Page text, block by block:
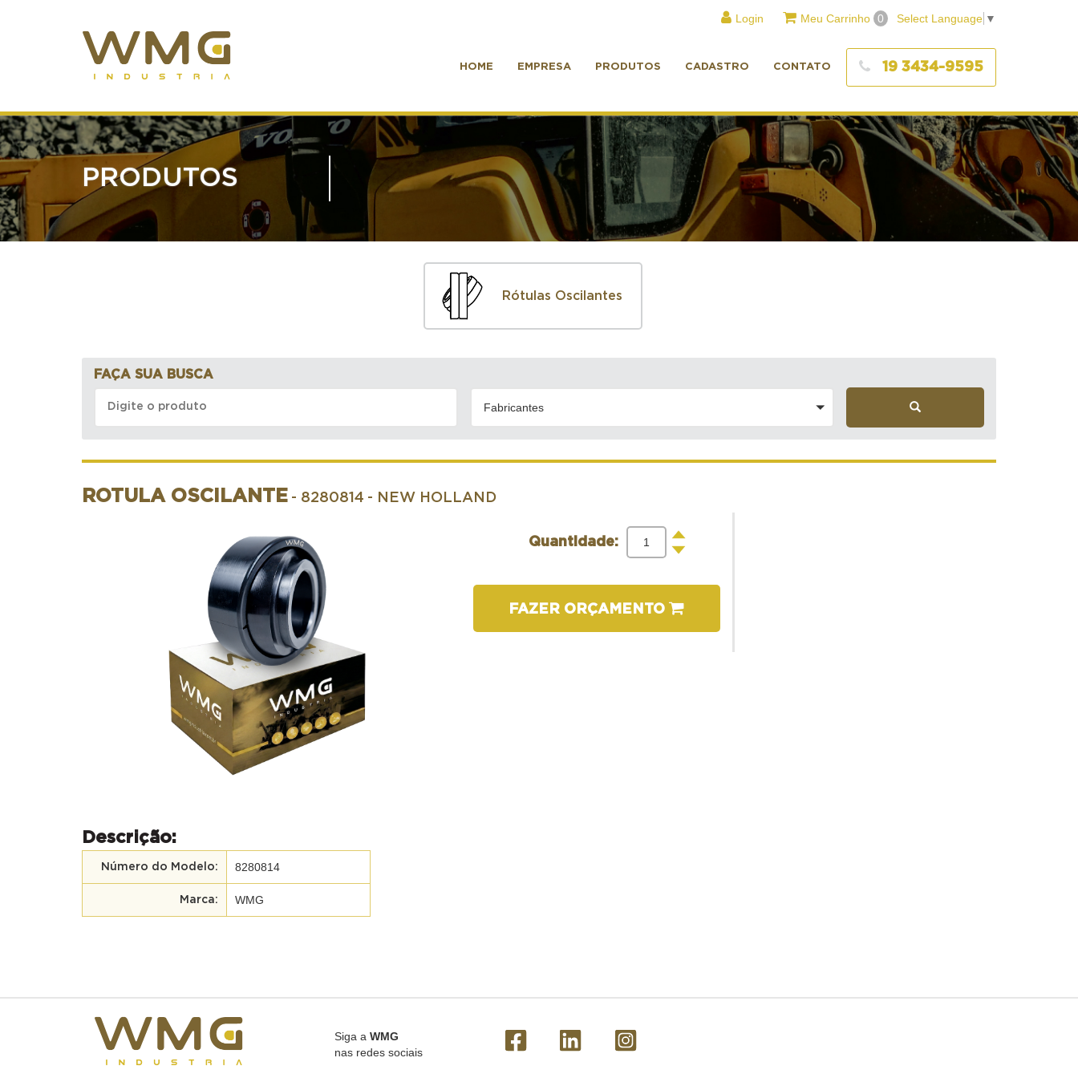
Login Meu Carrinho 0 Select Language ▼
HOME EMPRESA PRODUTOS CADASTRO CONTATO 19 3434-9595
PRODUTOS
Rótulas Oscilantes
FAÇA SUA BUSCA
Fabricantes
ROTULA OSCILANTE - 8280814 - NEW HOLLAND
Quantidade:
+
-
FAZER ORÇAMENTO
Descrição:
Número do Modelo: 8280814
Marca: WMG
Siga a WMG
nas redes sociais